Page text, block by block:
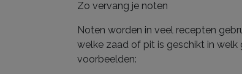
Zo vervang je noten
Noten worden in veel recepten
welke zaad of pit is geschikt in welk
voorbeelden: